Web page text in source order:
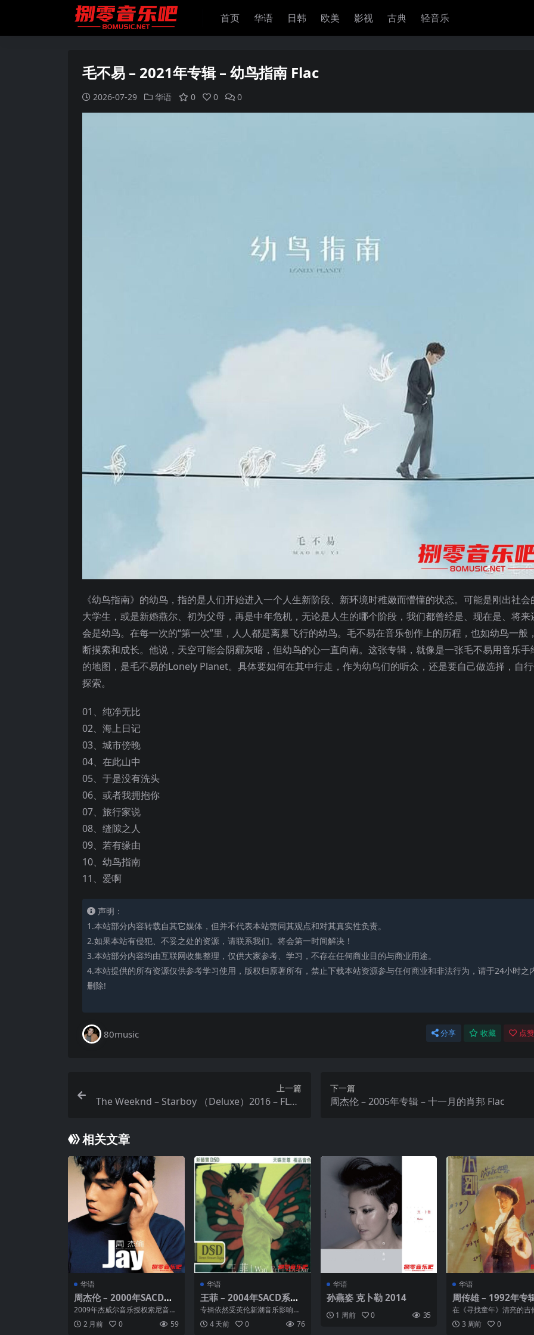
首页 华语 日韩 欧美 影视 古典 轻音乐
毛不易 – 2021年专辑 – 幼鸟指南 Flac
2026-07-29 华语 0 0 0
《幼鸟指南》的幼鸟，指的是人们开始进入一个人生新阶段、新环境时稚嫩而懵懂的状态。可能是刚出社会
大学生，或是新婚燕尔、初为父母，再是中年危机，无论是人生的哪个阶段，我们都曾经是、现在是、将来
会是幼鸟。在每一次的“第一次”里，人人都是离巢飞行的幼鸟。毛不易在音乐创作上的历程，也如幼鸟一般
断摸索和成长。他说，天空可能会阴霾灰暗，但幼鸟的心一直向南。这张专辑，就像是一张毛不易用音乐手
的地图，是毛不易的Lonely Planet。具体要如何在其中行走，作为幼鸟们的听众，还是要自己做选择，自
探索。
01、纯净无比
02、海上日记
03、城市傍晚
04、在此山中
05、于是没有洗头
06、或者我拥抱你
07、旅行家说
08、缝隙之人
09、若有缘由
10、幼鸟指南
11、爱啊
声明：
1.本站部分内容转载自其它媒体，但并不代表本站赞同其观点和对其真实性负责。
2.如果本站有侵犯、不妥之处的资源，请联系我们。将会第一时间解决！
3.本站部分内容均由互联网收集整理，仅供大家参考、学习，不存在任何商业目的与商业用途。
4.本站提供的所有资源仅供参考学习使用，版权归原著所有，禁止下载本站资源参与任何商业和非法行为，请于24小时之
删除!
80music 分享 收藏 点
上一篇
The Weeknd – Starboy （Deluxe）2016 – FLAC
下一篇
周杰伦 – 2005年专辑 – 十一月的肖邦 Flac
相关文章
华语
周杰伦 – 2000年SACD系
列 – JAY DSD DFF
2009年杰威尔音乐授权索尼音乐
娱乐中国控股有限公司上海新索
音乐再版。而这个封面...
2 月前 0 59
华语
王菲 – 2004年SACD系列
– Di Dar -DSD DFF
专辑依然受英伦新潮音乐影响深
刻，主导专辑方向的幕后主创人
员C.Y.KONG、AL...
4 天前 0 76
华语
孙燕姿 克卜勒 2014
1 周前 0 35
华语
周传雄 – 1992年专
刚的花花世界 Flac
在《寻找童年》清亮的吉
中，小刚静静地开始回忆
而成的和声，伴我们随他
3 周前 0